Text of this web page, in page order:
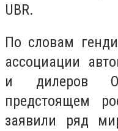
UBR.
По словам
ассоциации
и дилеров
предстоящем
заявили ряд